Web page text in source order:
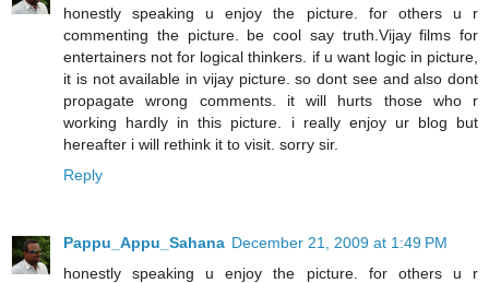
honestly speaking u enjoy the picture. for others u r
commenting the picture. be cool say truth.Vijay films for
entertainers not for logical thinkers. if u want logic in picture,
it is not available in vijay picture. so dont see and also dont
propagate wrong comments. it will hurts those who r
working hardly in this picture. i really enjoy ur blog but
hereafter i will rethink it to visit. sorry sir.
Reply
Pappu_Appu_Sahana December 21, 2009 at 1:49 PM
honestly speaking u enjoy the picture. for others u r